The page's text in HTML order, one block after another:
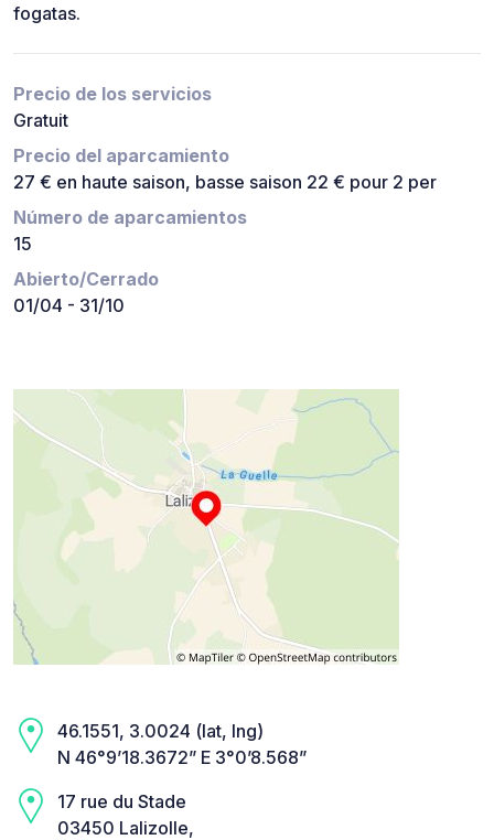
fogatas.
Precio de los servicios
Gratuit
Precio del aparcamiento
27 € en haute saison, basse saison 22 € pour 2 per
Número de aparcamientos
15
Abierto/Cerrado
01/04 - 31/10
46.1551, 3.0024 (lat, lng)
N 46°9’18.3672” E 3°0’8.568”
17 rue du Stade
03450 Lalizolle,